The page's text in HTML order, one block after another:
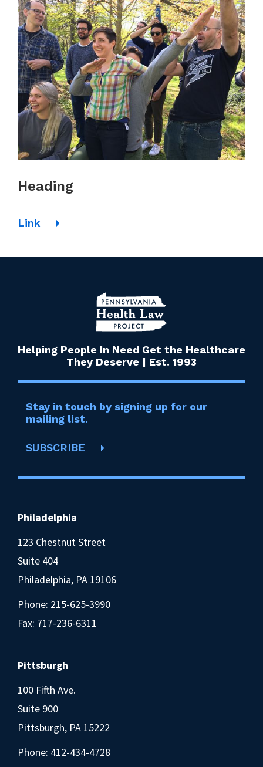
Heading
Link
Helping People In Need Get the Healthcare
They Deserve | Est. 1993
Stay in touch by signing up for our
mailing list.
SUBSCRIBE
Philadelphia
123 Chestnut Street
Suite 404
Philadelphia, PA 19106
Phone: 215-625-3990
Fax: 717-236-6311
Pittsburgh
100 Fifth Ave.
Suite 900
Pittsburgh, PA 15222
Phone: 412-434-4728